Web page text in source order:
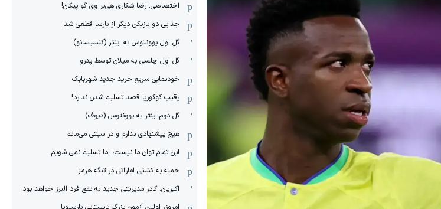
اختصاصی: رضا شکاری هی‌یر وی‌ گو پیکان!
جدایی دو بازیکن دیگر از بارسا قطعی شد
گل اول یوونتوس به اینتر (کنسیسائو)
گل اول چلسی به میلان توسط پدرو
خودنمایی سریع خرید جدید شهربابک
رقیب کوکوریا قصد تسلیم شدن ندارد!
گل دوم اینتر به یوونتوس (دیوف)
هیچ پیشنهادی ندارم و در سیتی می‌مانم
این تمام توان ما نیست، اما تسلیم نمی شویم
حمله به کشتی اماراتی در تنگه هرمز
اکبریان: کادر مدیریتی جدید به نفع فرد البرز خواهد بود